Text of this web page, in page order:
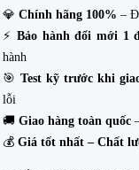
💎 Chính hãng 100% –
⚡Bảo hành đổi mới 1
hành
🎯 Test kỹ trước khi
lỗi
🚚 Giao hàng toàn quốc
💰 Giá tốt nhất – Chất